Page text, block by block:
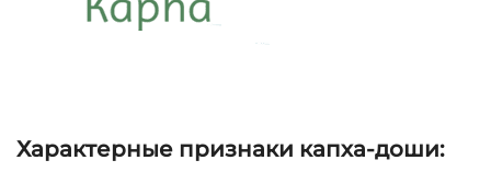
Характерные признаки капха-доши: